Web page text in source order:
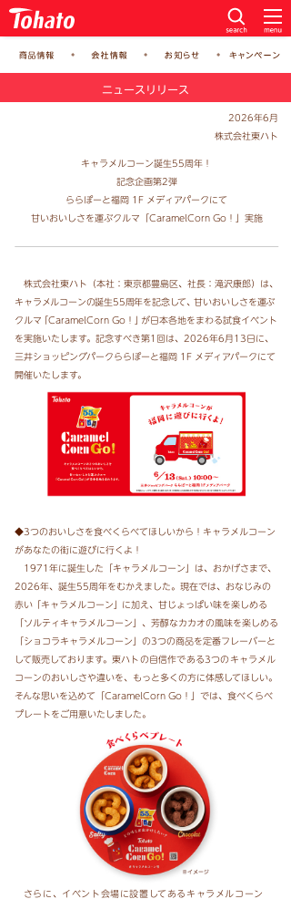
ニュースリリース
2026年6月
株式会社東ハト
キャラメルコーン誕生55周年！
記念企画第2弾
ららぽーと福岡 1F メディアパークにて
甘いおいしさを運ぶクルマ「CaramelCorn Go！」実施
株式会社東ハト（本社：東京都豊島区、社長：滝沢康郎）は、
キャラメルコーンの誕生55周年を記念して、甘いおいしさを運ぶ
クルマ「CaramelCorn Go！ が日本各地をまわる試食イベント
を実施いたします。記念すべき第1回は、2026年6月13日に、
三井ショッピングパークららぽーと福岡 1F メディアパークにて
開催いたします。
◆3つのおいしさを食べくらべてほしいから！キャラメルコーン
があなたの街に遊びに行くよ！
1971年に誕生した「キャラメルコーン」は、おかげさまで、
2026年、誕生55周年をむかえました。現在では、おなじみの
赤い「キャラメルコーン に加え、甘じょっぱい味を楽しめる
「ソルティキャラメルコーン」、芳醇なカカオの風味を楽しめる
「ショコラキャラメルコーン」の3つの商品を定番フレーバーと
して販売しております。東ハトの自信作である3つのキャラメル
コーンのおいしさや違いを、もっと多くの方に体感してほしい。
そんな思いを込めて「CaramelCorn Go！」では、食べくらべ
プレートをご用意いたしました。
さらに、イベント会場に設置してあるキャラメルコーン